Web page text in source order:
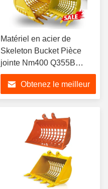
Matériel en acier de
Skeleton Bucket Pièce
jointe Nm400 Q355B
d'excavatrice de pelle rétro
Obtenez le meilleur